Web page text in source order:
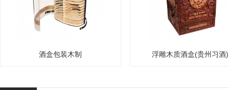
酒盒包装木制 浮雕木质酒盒(贵州习酒)